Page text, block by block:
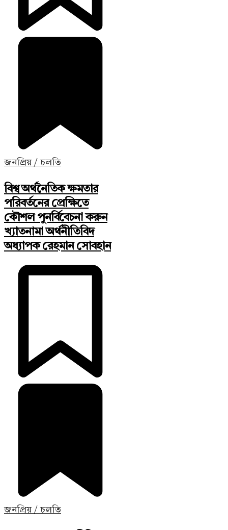
জনপ্রিয় / চলতি
বিশ্ব অর্থনৈতিক ক্ষমতার
পরিবর্তনের প্রেক্ষিতে
কৌশল পুনর্বিবেচনা করুন
খ্যাতনামা অর্থনীতিবিদ
অধ্যাপক রেহমান সোবহান
জনপ্রিয় / চলতি